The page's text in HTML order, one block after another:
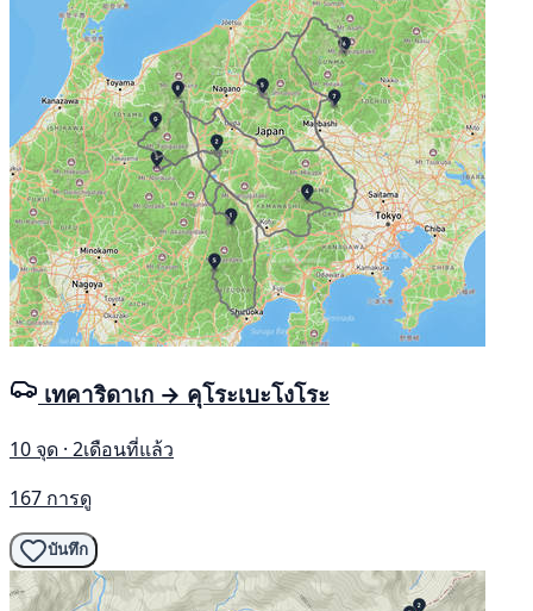
เทคาริดาเก → คุโระเบะโงโระ
10 จุด · 2เดือนที่แล้ว
167 การดู
บันทึก